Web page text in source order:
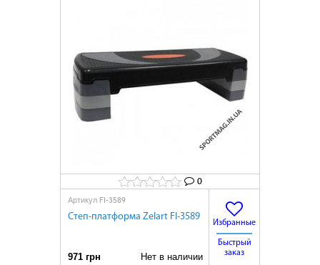
0
Артикул FI-3589
Степ-платформа Zelart FI-3589
971 грн Нет в наличии
Избранные
Быстрый
заказ